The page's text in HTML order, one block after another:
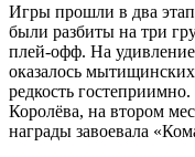
Игры прошли в два
были разбиты на три
плей-офф. На удивление
оказалось
редкость
Королёва, на втором
награды завоевала